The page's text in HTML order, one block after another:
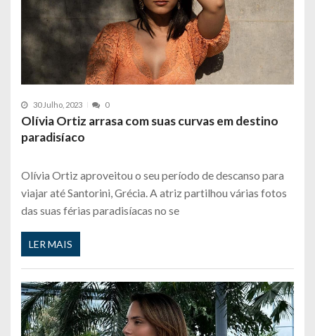
30 Julho, 2023 0
Olívia Ortiz arrasa com suas curvas em destino
paradisíaco
Olívia Ortiz aproveitou o seu período de descanso para
viajar até Santorini, Grécia. A atriz partilhou várias fotos
das suas férias paradisíacas no se
LER MAIS